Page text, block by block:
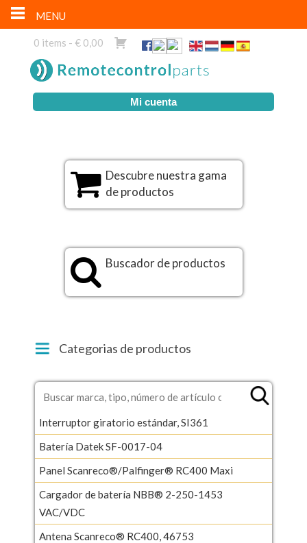
0 items - € 0,00
Mi cuenta
Descubre nuestra gama
de productos
Buscador de productos
Categorias de productos
Interruptor giratorio estándar, SI361
Batería Datek SF-0017-04
Panel Scanreco®/Palfinger® RC400 Maxi
Cargador de batería NBB® 2-250-1453
VAC/VDC
Antena Scanreco® RC400, 46753
MENU